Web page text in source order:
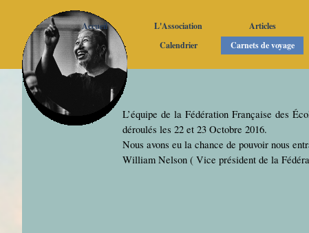
Accueil L'Association ▼
Articles
Calendrier
Carnets de voyage
L’équipe de la Fédération Française des
déroulés les 22 et 23 Octobre 2016.
Nous avons eu la chance de pouvoir nous
William Nelson ( Vice président de la